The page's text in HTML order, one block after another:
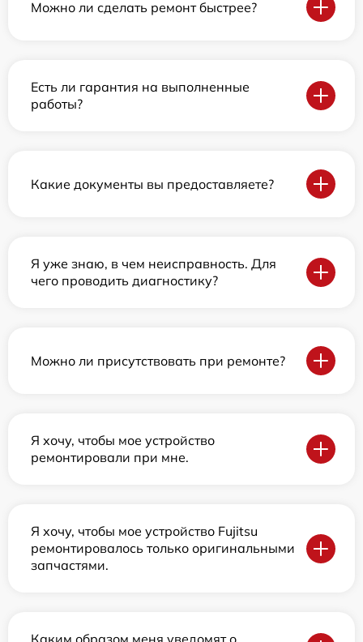
Можно ли сделать ремонт быстрее?
Есть ли гарантия на выполненные
работы?
Какие документы вы предоставляете?
Я уже знаю, в чем неисправность. Для
чего проводить диагностику?
Можно ли присутствовать при ремонте?
Я хочу, чтобы мое устройство
ремонтировали при мне.
Я хочу, чтобы мое устройство Fujitsu
ремонтировалось только оригинальными
запчастями.